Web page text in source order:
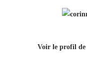
Voir le profil de